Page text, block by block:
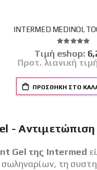
100%
Tιμή eshop:
Προτ. λιανική
ΠΡΟΣΘΉΚΗ ΣΤΟ
-
Gel της Intermed
τη